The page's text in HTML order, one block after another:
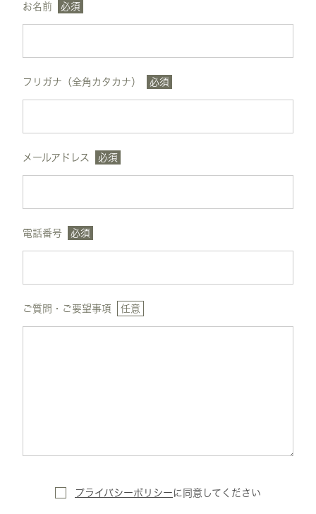
お名前 必須
フリガナ（全角カタカナ） 必須
メールアドレス 必須
電話番号 必須
ご質問・ご要望事項 任意
プライバシーポリシー に 同意してください